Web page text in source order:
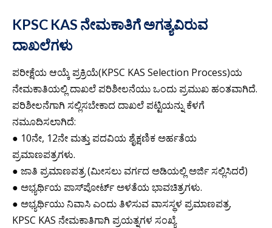
KPSC KAS ನೇಮಕಾತಿಗೆ ಅಗತ್ಯವಿರುವ
ದಾಖಲೆಗಳು
ಪರೀಕ್ಷೆಯ ಆಯ್ಕೆ ಪ್ರಕ್ರಿಯೆ(KPSC KAS Selection Process)ಯ
ನೇಮಕಾತಿಯಲ್ಲಿ ದಾಖಲೆ ಪರಿಶೀಲನೆಯು ಒಂದು ಪ್ರಮುಖ ಹಂತವಾಗಿದೆ.
ಪರಿಶೀಲನೆಗಾಗಿ ಸಲ್ಲಿಸಬೇಕಾದ ದಾಖಲೆ ಪಟ್ಟಿಯನ್ನು ಕೆಳಗೆ
ನಮೂದಿಸಲಾಗಿದೆ:
● 10ನೇ, 12ನೇ ಮತ್ತು ಪದವಿಯ ಶೈಕ್ಷಣಿಕ ಅರ್ಹತೆಯ
ಪ್ರಮಾಣಪತ್ರಗಳು.
● ಜಾತಿ ಪ್ರಮಾಣಪತ್ರ (ಮೀಸಲು ವರ್ಗದ ಅಡಿಯಲ್ಲಿ ಅರ್ಜಿ ಸಲ್ಲಿಸಿದರೆ)
● ಅಭ್ಯರ್ಥಿಯ ಪಾಸ್‌ಪೋರ್ಟ್ ಅಳತೆಯ ಭಾವಚಿತ್ರಗಳು.
● ಅಭ್ಯರ್ಥಿಯು ನಿವಾಸಿ ಎಂದು ತಿಳಿಸುವ ವಾಸಸ್ಥಳ ಪ್ರಮಾಣಪತ್ರ.
KPSC KAS ನೇಮಕಾತಿಗಾಗಿ ಪ್ರಯತ್ನಗಳ ಸಂಖ್ಯೆ